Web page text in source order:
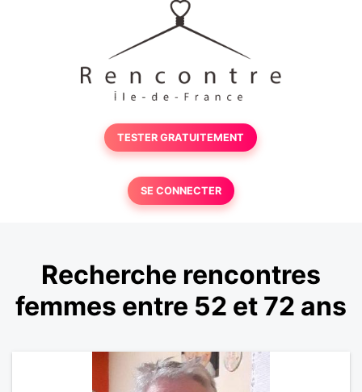
TESTER GRATUITEMENT
SE CONNECTER
Recherche rencontres
femmes entre 52 et 72 ans